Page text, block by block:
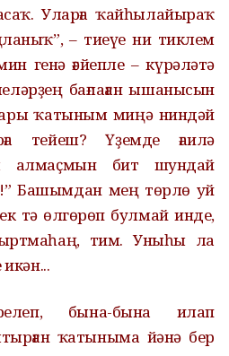
Уларға ҡайһылайыраҡ
– тиеүе ни тиклем
генә ғәйепле – күрәләтә
бағлаған ышанысын
ҡатыным миңә ниндәй
тейеш? Үҙемде ғаилә
алмаҫмын бит шундай
Башымдан мең төрлө уй
тә өлгөрөп булмай инде,
тим. Уныһы ла
бына-бына илап
ҡатыныма йәнә бер